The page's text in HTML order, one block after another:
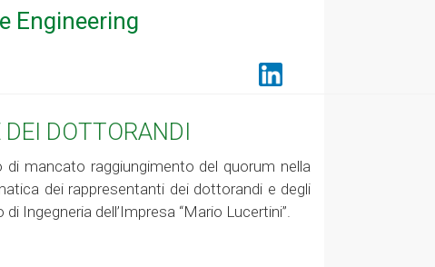
Engineering
DOTTORANDI
mancato raggiungimento del quorum nella
dei rappresentanti dei dottorandi e degli
Ingegneria dell’Impresa “Mario Lucertini”.